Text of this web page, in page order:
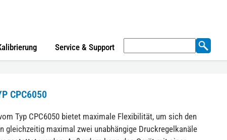
Service & Support
Suchen
nach:
CPC6050
Typ CPC6050 bietet maximale Flexibilität, um sich den
gleichzeitig maximal zwei unabhängige Druckregelkanäle